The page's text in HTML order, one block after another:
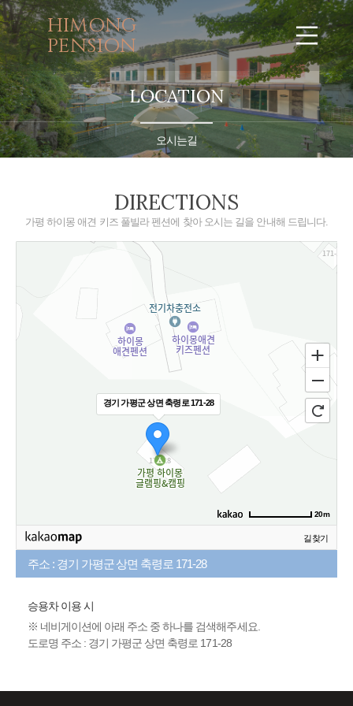
HIMONG
PENSION
LOCATION
오시는길
DIRECTIONS
가평 하이몽 애견 키즈 풀빌라 펜션에 찾아 오시는 길을 안내해 드립니다.
경기 가평군 상면 축령로 171-28
20m
길찾기
주소 : 경기 가평군 상면 축령로 171-28
승용차 이용 시
※ 네비게이션에 아래 주소 중 하나를 검색해주세요.
도로명 주소 : 경기 가평군 상면 축령로 171-28